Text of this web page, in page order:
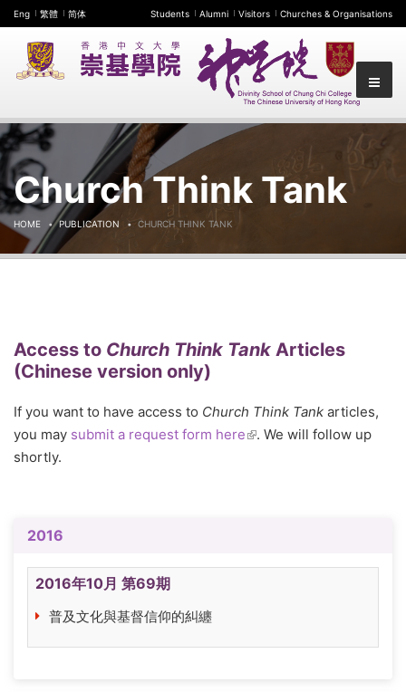
Eng 繁體 简体 Students Alumni Visitors Churches & Organisations
Church Think Tank
HOME PUBLICATION CHURCH THINK TANK
Access to Church Think Tank Articles
(Chinese version only)
If you want to have access to Church Think Tank articles,
you may submit a request form here(link is external)
. We will follow up
shortly.
2016
2016年10月 第69期
普及文化與基督信仰的糾纏